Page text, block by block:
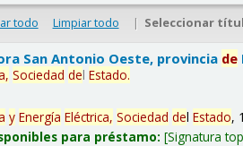
todo Limpiar todo | Seleccionar
San Antonio Oeste, provincia de
Sociedad delEstado.
y Energía Eléctrica, Sociedad delEstado,
para préstamo: Signatura